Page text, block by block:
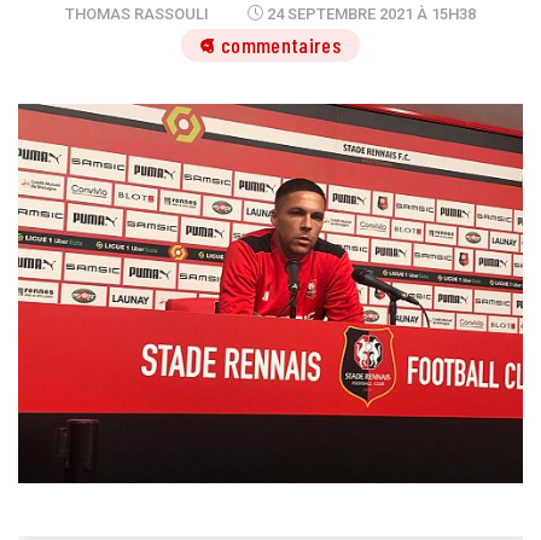
THOMAS RASSOULI 24 SEPTEMBRE 2021 À 15H38
3 commentaires